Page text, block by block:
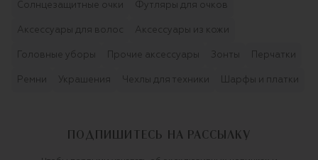
Солнцезащитные очки Футляры для очков
Аксессуары для волос Аксессуары из кожи
Головные уборы Прочие аксессуары Зонты Перчатки
Ремни Украшения Чехлы для техники Шарфы и платки
ПОДПИШИТЕСЬ НА РАССЫЛКУ